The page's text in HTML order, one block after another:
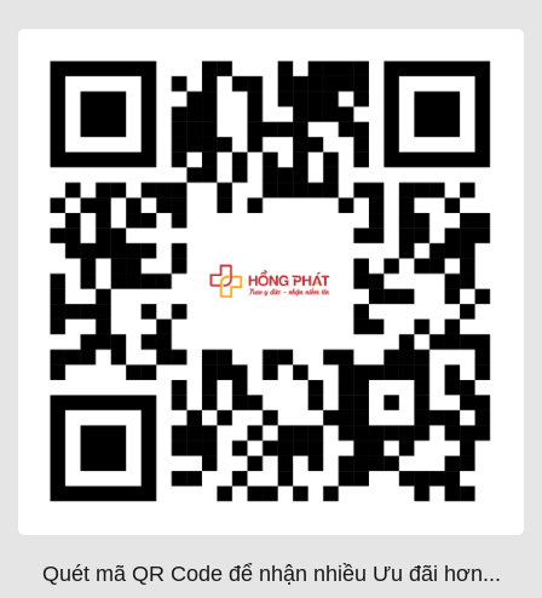
Quét mã QR Code để nhận nhiều Ưu đãi hơn...